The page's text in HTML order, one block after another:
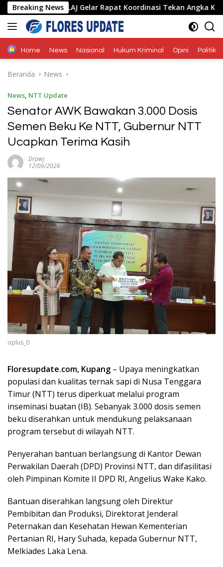
Langsung
ke
konten
Breaking News
LLAJ Gelar Rapat Koordinasi Tekan Angka Kecelakaan
Home News Nasional Hukum Kriminal Opini Politik
Beranda News
News, NTT Update
Senator AWK Bawakan 3.000 Dosis
Semen Beku Ke NTT, Gubernur NTT
Ucapkan Terima Kasih
Drpwj
12/06/2026
oplus_0
Floresupdate.com, Kupang – Upaya meningkatkan
populasi dan kualitas ternak sapi di Nusa Tenggara
Timur (NTT) terus diperkuat melalui program
inseminasi buatan (IB). Sebanyak 3.000 dosis semen
beku diserahkan untuk mendukung pelaksanaan
program tersebut di wilayah NTT.
Penyerahan bantuan berlangsung di Kantor Dewan
Perwakilan Daerah (DPD) Provinsi NTT, dan difasilitasi
oleh Pimpinan Komite II DPD RI, Angelius Wake Kako.
Bantuan diserahkan langsung oleh Direktur
Pembibitan dan Produksi, Direktorat Jenderal
Peternakan dan Kesehatan Hewan Kementerian
Pertanian RI, Hary Suhada, kepada Gubernur NTT,
Melkiades Laka Lena.